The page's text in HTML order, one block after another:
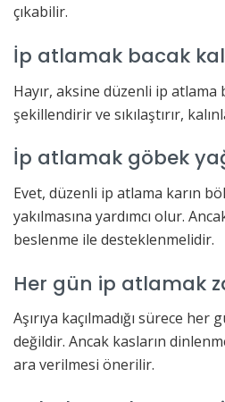
çıkabilir.
İp atlamak bacak
Hayır, aksine düzenli ip atlama
şekillendirir ve sıkılaştırır,
İp atlamak göbek
Evet, düzenli ip atlama karın
yakılmasına yardımcı olur.
beslenme ile desteklenmelidir.
Her gün ip atlamak
Aşırıya kaçılmadığı sürece
değildir. Ancak kasların
ara verilmesi önerilir.